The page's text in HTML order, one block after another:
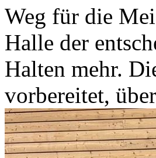
Weg für die
Halle der
Halten mehr.
vorbereitet,